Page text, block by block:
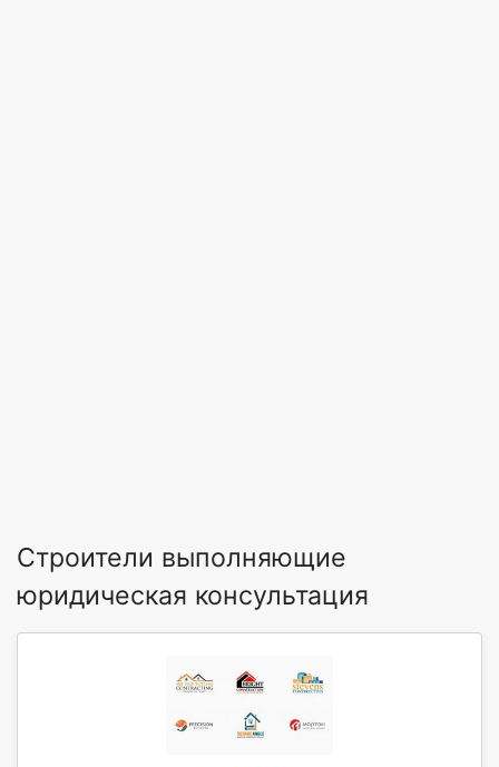
Строители выполняющие
юридическая консультация